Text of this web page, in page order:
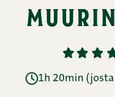
1 2 3
1h 20min